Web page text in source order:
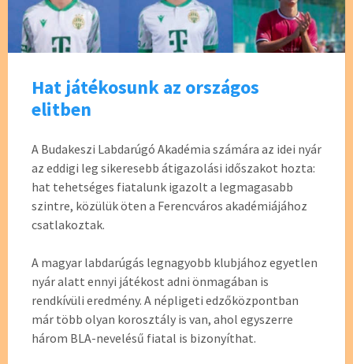
Hat játékosunk az országos
elitben
A Budakeszi Labdarúgó Akadémia számára az idei nyár
az eddigi leg sikeresebb átigazolási időszakot hozta:
hat tehetséges fiatalunk igazolt a legmagasabb
szintre, közülük öten a Ferencváros akadémiájához
csatlakoztak.
A magyar labdarúgás legnagyobb klubjához egyetlen
nyár alatt ennyi játékost adni önmagában is
rendkívüli eredmény. A népligeti edzőközpontban
már több olyan korosztály is van, ahol egyszerre
három BLA-nevelésű fiatal is bizonyíthat.